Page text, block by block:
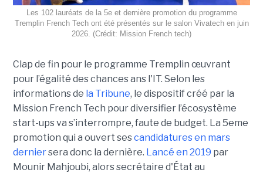
Les 102 lauréats de la 5e et dernière promotion du programme
Tremplin French Tech ont été présentés sur le salon Vivatech en juin
2026. (Crédit: Mission French tech)
Clap de fin pour le programme Tremplin œuvrant
pour l’égalité des chances ans l'IT. Selon les
informations de la Tribune, le dispositif créé par la
Mission French Tech pour diversifier l’écosystème
start-ups va s’interrompre, faute de budget. La 5eme
promotion qui a ouvert sescandidatures en mars
derniersera donc la dernière. Lancé en 2019 par
Mounir Mahjoubi, alors secrétaire d'État au